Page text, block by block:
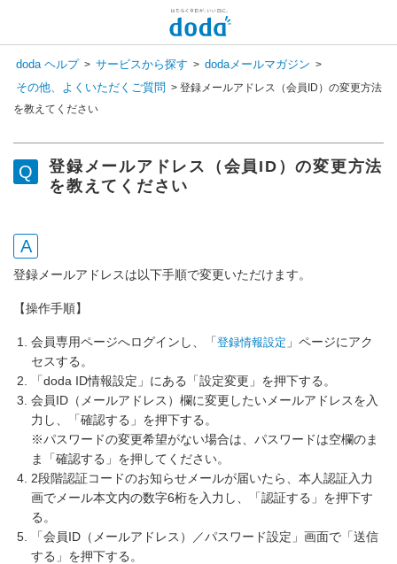
doda ヘルプ > サービスから探す > dodaメールマガジン >
その他、よくいただくご質問 > 登録メールアドレス（会員ID）の変更方法
を教えてください
登録メールアドレス（会員ID）の変更方法
を教えてください
登録メールアドレスは以下手順で変更いただけます。
【操作手順】
会員専用ページへログインし、「登録情報設定 」ページにアク
セスする。
「doda ID情報設定」にある「設定変更」を押下する。
会員ID（メールアドレス）欄に変更したいメールアドレスを入
力し、「確認する」を押下する。
※パスワードの変更希望がない場合は、パスワードは空欄のま
ま「確認する」を押してください。
2段階認証コードのお知らせメールが届いたら、本人認証入力
画でメール本文内の数字6桁を入力し、「認証する」を押下す
る。
「会員ID（メールアドレス）／パスワード設定」画面で「送信
する」を押下する。